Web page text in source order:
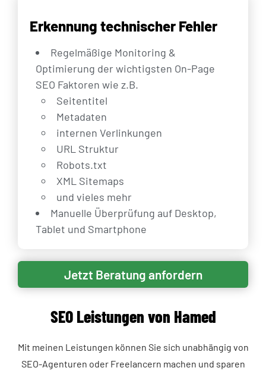
Erkennung technischer Fehler
Regelmäßige Monitoring &
Optimierung der wichtigsten On-Page
SEO Faktoren wie z.B.
Seitentitel
Metadaten
internen Verlinkungen
URL Struktur
Robots.txt
XML Sitemaps
und vieles mehr
Manuelle Überprüfung auf Desktop,
Tablet und Smartphone
Jetzt Beratung anfordern
SEO Leistungen von Hamed
Mit meinen Leistungen können Sie sich unabhängig von
SEO-Agenturen oder Freelancern machen und sparen